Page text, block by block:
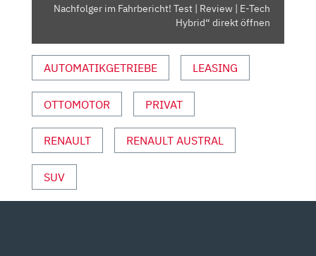
FAHRBERICHT!
REVIEW
E-
TECH
VON
YOUTUBE
ANZEIGEN
Nachfolger im Fahrbericht! Test | Review | E-Tech
Hybrid“ direkt öffnen
AUTOMATIKGETRIEBE LEASING
OTTOMOTOR PRIVAT
RENAULT RENAULT AUSTRAL
SUV